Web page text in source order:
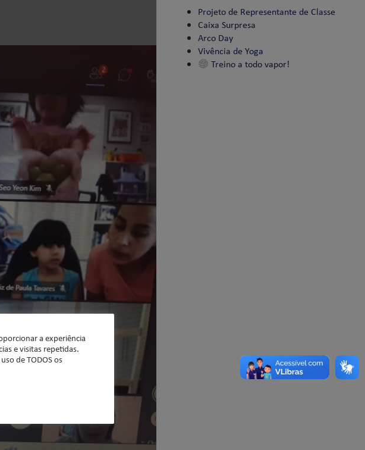
Projeto de Representante de Classe
Caixa Surpresa
Arco Day
Vivência de Yoga
Treino a todo vapor!
a experiência
e visitas repetidas.
de TODOS os